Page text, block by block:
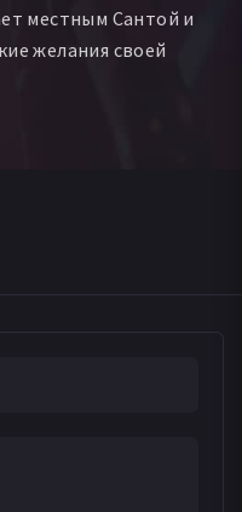
местным Сантой и
желания своей